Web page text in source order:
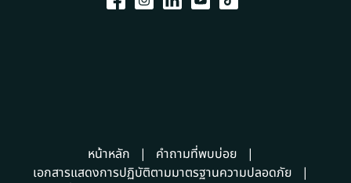
หน้าหลัก
คำถามที่พบบ่อย
เอกสารแสดงการปฏิบัติตามมาตรฐานความปลอดภัย